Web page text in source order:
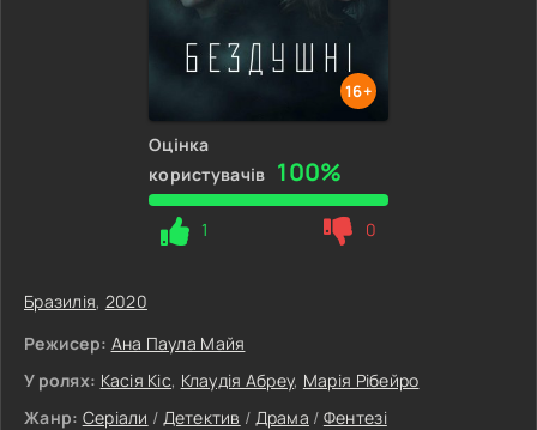
16+
Оцінка
користувачів 100%
1 0
Бразилія, 2020
Режисер: Ана Паула Майя
У ролях: Касія Кіс, Клаудія Абреу, Марія Рібейро
Жанр: Серіали / Детектив / Драма / Фентезі